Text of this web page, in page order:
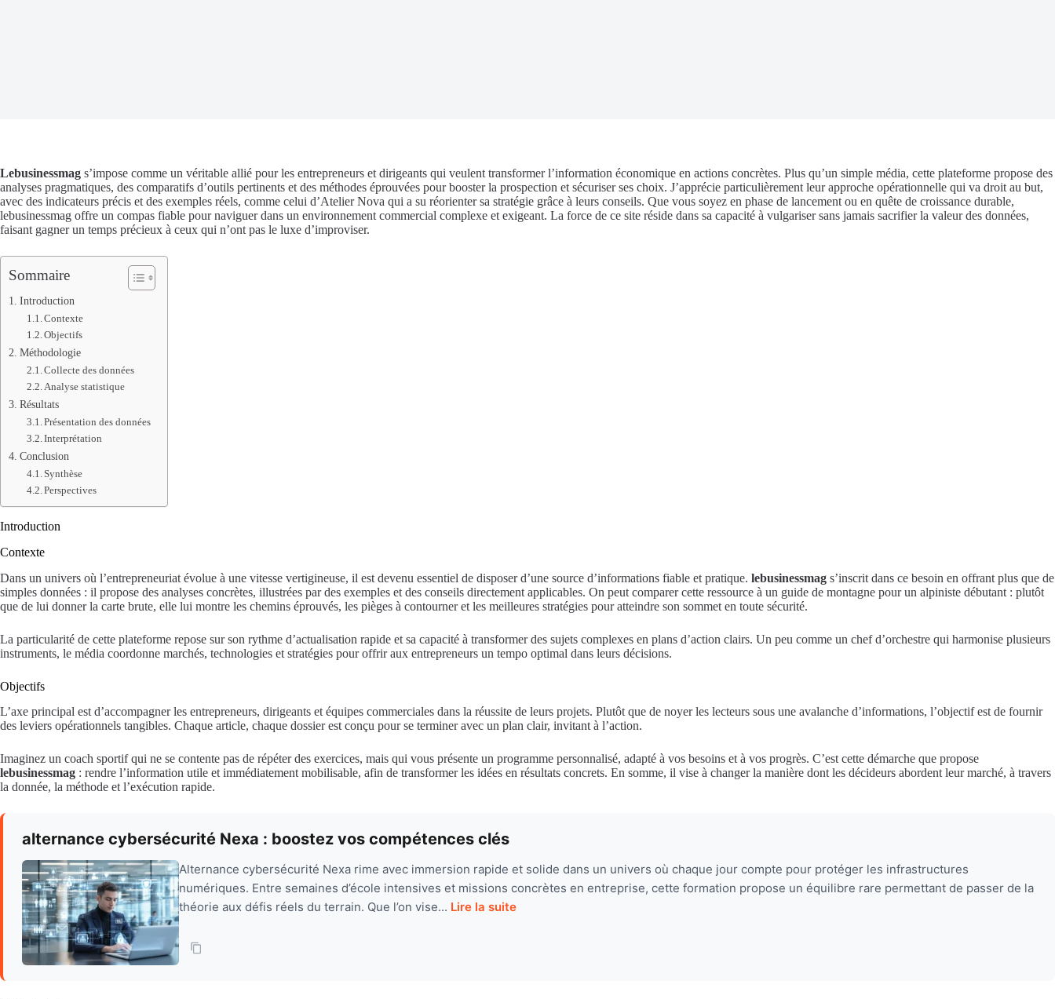
Lebusinessmag s’impose comme un véritable allié pour les entrepreneurs et dirigeants qui veulent transformer l’information économique en actions concrètes. Plus qu’un simple média, cette plateforme propose des
analyses pragmatiques, des comparatifs d’outils pertinents et des méthodes éprouvées pour booster la prospection et sécuriser ses choix. J’apprécie particulièrement leur approche opérationnelle qui va droit au but,
avec des indicateurs précis et des exemples réels, comme celui d’Atelier Nova qui a su réorienter sa stratégie grâce à leurs conseils. Que vous soyez en phase de lancement ou en quête de croissance durable,
lebusinessmag offre un compas fiable pour naviguer dans un environnement commercial complexe et exigeant. La force de ce site réside dans sa capacité à vulgariser sans jamais sacrifier la valeur des données,
faisant gagner un temps précieux à ceux qui n’ont pas le luxe d’improviser.
Sommaire
Introduction
Contexte
Objectifs
Méthodologie
Collecte des données
Analyse statistique
Résultats
Présentation des données
Interprétation
Conclusion
Synthèse
Perspectives
Introduction
Contexte
Dans un univers où l’entrepreneuriat évolue à une vitesse vertigineuse, il est devenu essentiel de disposer d’une source d’informations fiable et pratique. lebusinessmag s’inscrit dans ce besoin en offrant plus que de
simples données : il propose des analyses concrètes, illustrées par des exemples et des conseils directement applicables. On peut comparer cette ressource à un guide de montagne pour un alpiniste débutant : plutôt
que de lui donner la carte brute, elle lui montre les chemins éprouvés, les pièges à contourner et les meilleures stratégies pour atteindre son sommet en toute sécurité.
La particularité de cette plateforme repose sur son rythme d’actualisation rapide et sa capacité à transformer des sujets complexes en plans d’action clairs. Un peu comme un chef d’orchestre qui harmonise plusieurs
instruments, le média coordonne marchés, technologies et stratégies pour offrir aux entrepreneurs un tempo optimal dans leurs décisions.
Objectifs
L’axe principal est d’accompagner les entrepreneurs, dirigeants et équipes commerciales dans la réussite de leurs projets. Plutôt que de noyer les lecteurs sous une avalanche d’informations, l’objectif est de fournir
des leviers opérationnels tangibles. Chaque article, chaque dossier est conçu pour se terminer avec un plan clair, invitant à l’action.
Imaginez un coach sportif qui ne se contente pas de répéter des exercices, mais qui vous présente un programme personnalisé, adapté à vos besoins et à vos progrès. C’est cette démarche que propose
lebusinessmag : rendre l’information utile et immédiatement mobilisable, afin de transformer les idées en résultats concrets. En somme, il vise à changer la manière dont les décideurs abordent leur marché, à travers
la donnée, la méthode et l’exécution rapide.
alternance cybersécurité Nexa : boostez vos compétences clés
Alternance cybersécurité Nexa rime avec immersion rapide et solide dans un univers où chaque jour compte pour protéger les infrastructures
numériques. Entre semaines d’école intensives et missions concrètes en entreprise, cette formation propose un équilibre rare permettant de passer de la
théorie aux défis réels du terrain. Que l’on vise... Lire la suite